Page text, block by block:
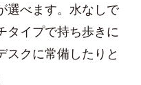
選べます。水なしで
タイプで持ち歩きに
スクに常備したりと